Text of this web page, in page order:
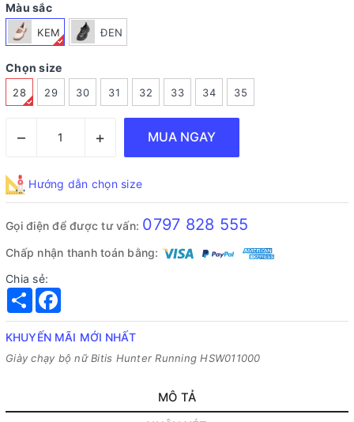
Màu sắc
KEM ĐEN
Chọn size
28 29 30 31 32 33 34 35
– + MUA NGAY
Hướng dẫn chọn size
Gọi điện để được tư vấn: 0797 828 555
Chấp nhận thanh toán bằng:
Chia sẻ:
Share
KHUYẾN MÃI MỚI NHẤT
Giày chạy bộ nữ Bitis Hunter Running HSW011000
MÔ TẢ